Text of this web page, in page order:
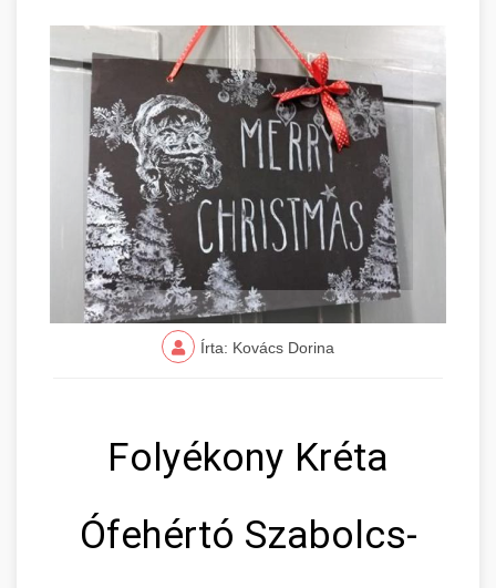
Írta: Kovács Dorina
Folyékony Kréta
Ófehértó Szabolcs-